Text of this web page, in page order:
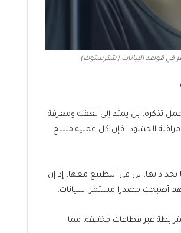
في قواعد البيانات (شترستوك)
تذكرة، بل يمتد إلى تعقبه ومعرفة
مراقبة الحشود- فإن كل عملية مسح
ذاتها، بل في التطبيع معها، إذ إن
أصبحت مصدرا مستمرا للبيانات.
عبر قطاعات مختلفة، مما